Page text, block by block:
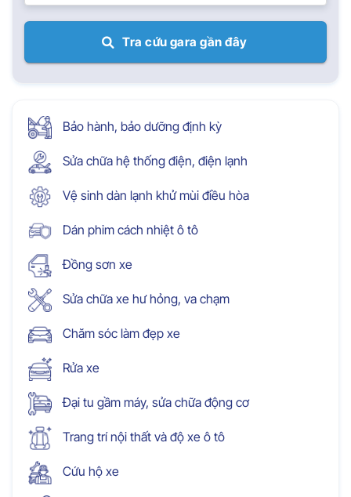
Tra cứu gara gần đây
Bảo hành, bảo dưỡng định kỳ
Sửa chữa hệ thống điện, điện lạnh
Vệ sinh dàn lạnh khử mùi điều hòa
Dán phim cách nhiệt ô tô
Đồng sơn xe
Sửa chữa xe hư hỏng, va chạm
Chăm sóc làm đẹp xe
Rửa xe
Đại tu gầm máy, sửa chữa động cơ
Trang trí nội thất và độ xe ô tô
Cứu hộ xe